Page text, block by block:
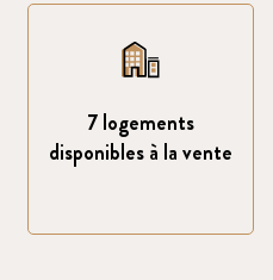
7 logements
disponibles à la vente